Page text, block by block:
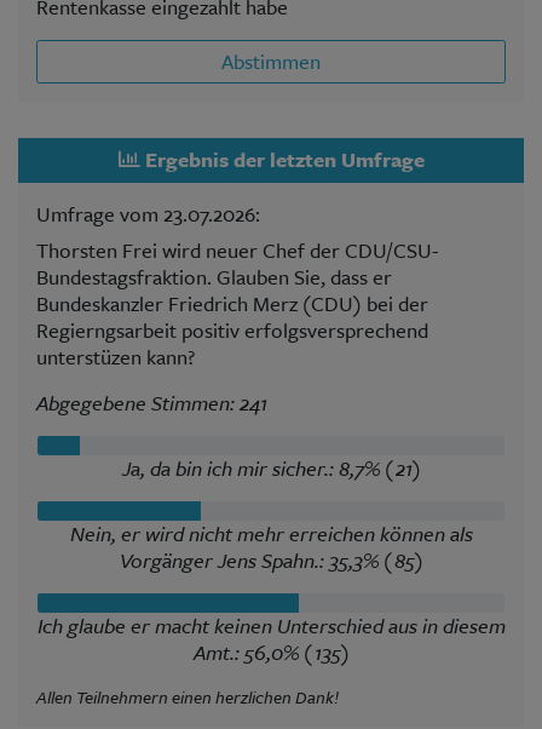
Rentenkasse eingezahlt habe
Abstimmen
Ergebnis der letzten Umfrage
Umfrage vom 23.07.2026:
Thorsten Frei wird neuer Chef der CDU/CSU-
Bundestagsfraktion. Glauben Sie, dass er
Bundeskanzler Friedrich Merz (CDU) bei der
Regierngsarbeit positiv erfolgsversprechend
unterstüzen kann?
Abgegebene Stimmen: 241
Ja, da bin ich mir sicher.: 8,7% (21)
Nein, er wird nicht mehr erreichen können als
Vorgänger Jens Spahn.: 35,3% (85)
Ich glaube er macht keinen Unterschied aus in diesem
Amt.: 56,0% (135)
Allen Teilnehmern einen herzlichen Dank!